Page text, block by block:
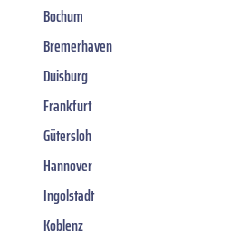
Bochum
Bremerhaven
Duisburg
Frankfurt
Gütersloh
Hannover
Ingolstadt
Koblenz